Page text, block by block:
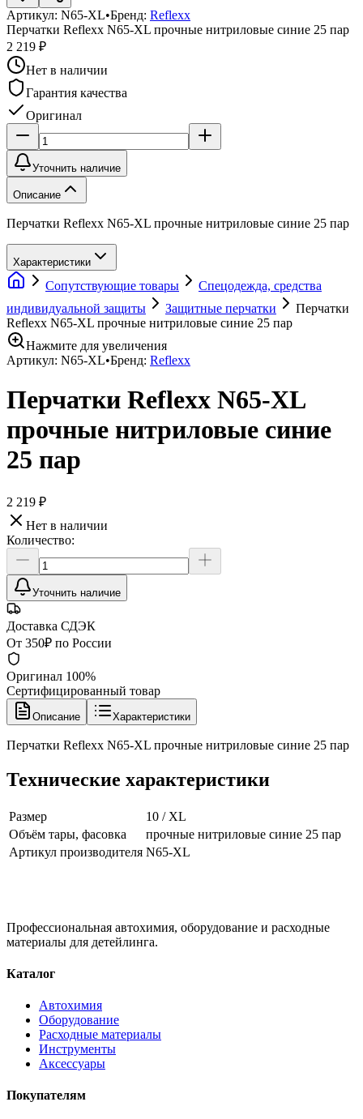
Артикул: N65-XL•Бренд: Reflexx
Перчатки Reflexx N65-XL прочные нитриловые синие 25 пар
2 219 ₽
Нет в наличии
Гарантия качества
Оригинал
Уточнить наличие
Описание
Перчатки Reflexx N65-XL прочные нитриловые синие 25 пар
Характеристики
Сопутствующие товары
Спецодежда, средства
индивидуальной защиты
Защитные перчатки
Перчатки
Reflexx N65-XL прочные нитриловые синие 25 пар
Нажмите для увеличения
Артикул: N65-XL•Бренд: Reflexx
Перчатки Reflexx N65-XL
прочные нитриловые синие
25 пар
2 219 ₽
Нет в наличии
Количество:
Уточнить наличие
Доставка СДЭК
От 350₽ по России
Оригинал 100%
Сертифицированный товар
Описание Характеристики
Перчатки Reflexx N65-XL прочные нитриловые синие 25 пар
Технические характеристики
Размер
10 / XL
Объём тары, фасовка
прочные нитриловые синие 25 пар
Артикул производителя N65-XL
Профессиональная автохимия, оборудование и расходные
материалы для детейлинга.
Каталог
Автохимия
Оборудование
Расходные материалы
Инструменты
Аксессуары
Покупателям